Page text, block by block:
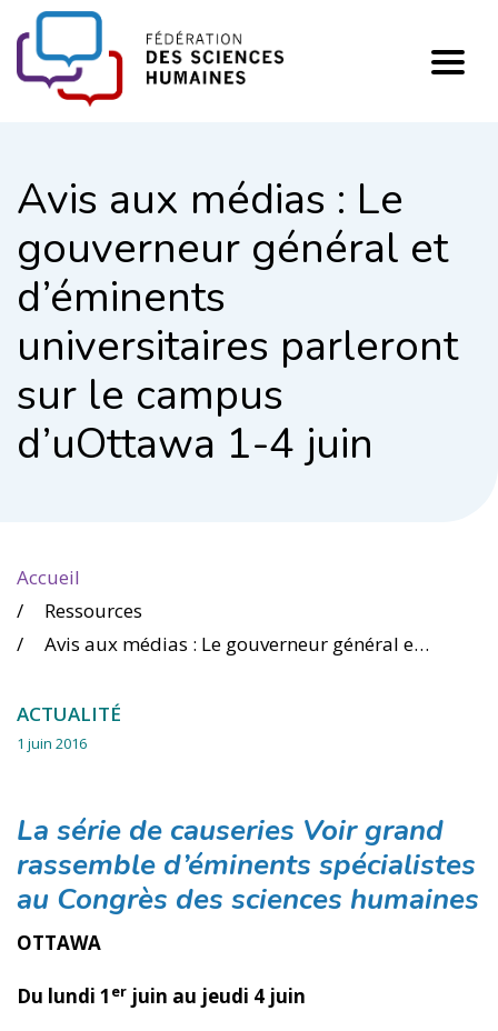
Avis aux médias : Le
gouverneur général et
d’éminents
universitaires parleront
sur le campus
d’uOttawa 1-4 juin
Accueil
Ressources
Avis aux médias : Le gouverneur général et d’éminents universitaires parleront sur le campus d’uOttawa 1-4 juin
ACTUALITÉ
1 juin 2016
La série de causeries Voir grand
rassemble d’éminents spécialistes
au Congrès des sciences humaines
OTTAWA
Du lundi 1 er juin au jeudi 4 juin